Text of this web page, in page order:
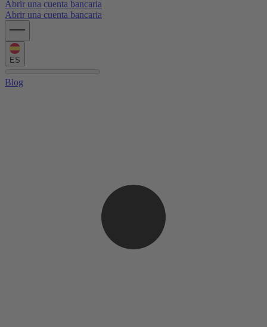
Abrir una cuenta bancaria
Abrir una cuenta bancaria
ES
Blog